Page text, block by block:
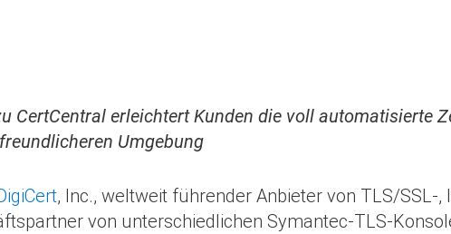
CertCentral erleichtert Kunden die voll automatisierte
Umgebung
, Inc., weltweit führender Anbieter von TLS/SSL-
von unterschiedlichen Symantec-TLS-